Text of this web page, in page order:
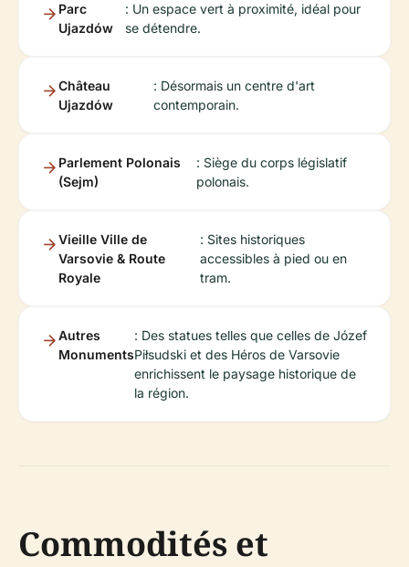
Parc
Ujazdów
: Un espace vert à proximité, idéal pour
se détendre.
Château
Ujazdów
: Désormais un centre d'art
contemporain.
Parlement Polonais
(Sejm)
: Siège du corps législatif
polonais.
Vieille Ville de
Varsovie & Route
Royale
: Sites historiques
accessibles à pied ou en
tram.
Autres
Monuments
: Des statues telles que celles de Józef
Piłsudski et des Héros de Varsovie
enrichissent le paysage historique de
la région.
Commodités et